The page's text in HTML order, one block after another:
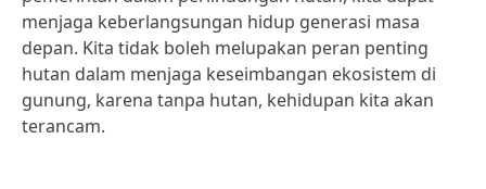
menjaga keberlangsungan hidup generasi masa
depan. Kita tidak boleh melupakan peran penting
hutan dalam menjaga keseimbangan ekosistem di
gunung, karena tanpa hutan, kehidupan kita akan
terancam.